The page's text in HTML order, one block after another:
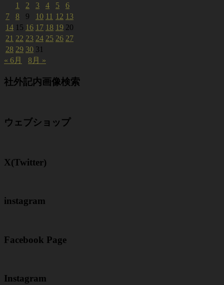
1
2 3 4 5
6
7
8 9 10 11 12 13
14 15 16 17 18 19 20
21 22 23 24 25 26 27
28 29 30 31
« 6月
8月 »
社外記内画像検索
ウェブショップ
X(Twitter)
instagram
Facebook Page
Instagram